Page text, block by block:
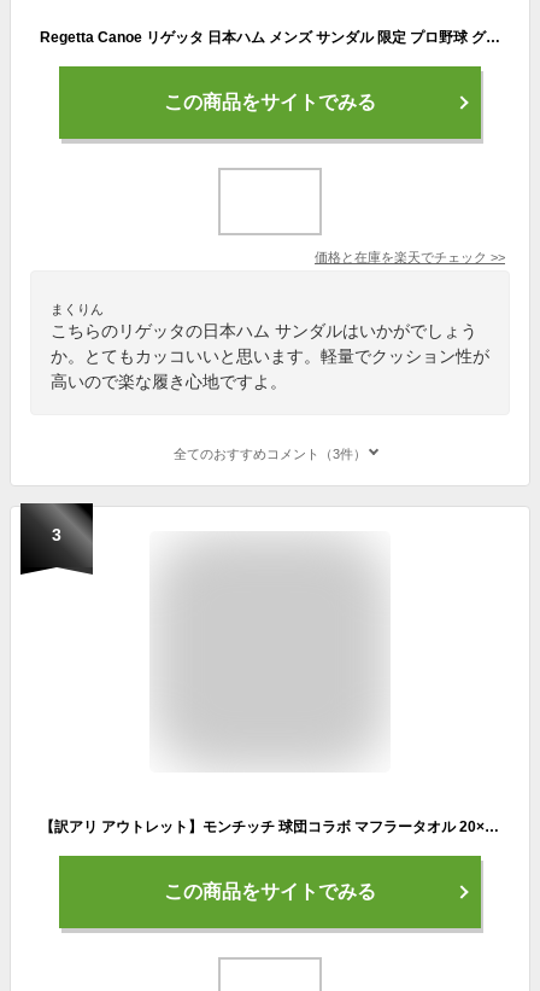
Regetta Canoe リゲッタ 日本ハム メンズ サンダル 限定 プロ野球 グッズ コラボ 北海道日本ハムファイターズ fighters 日ハム 12球団 おしゃれ お洒落 早い者勝ち ギフト プレゼント ファン 応援グッズ 大きいサイズ 小さいサイズ S M L LL 日本製 国産
この商品をサイトでみる
価格と在庫を楽天でチェック >>
まくりん
こちらのリゲッタの日本ハム サンダルはいかがでしょう
か。とてもカッコいいと思います。軽量でクッション性が
高いので楽な履き心地ですよ。
全てのおすすめコメント（3件）
3
【訳アリ アウトレット】モンチッチ 球団コラボ マフラータオル 20×108cm 野球 ス 日本ハム タオル 応援 サポーター
この商品をサイトでみる